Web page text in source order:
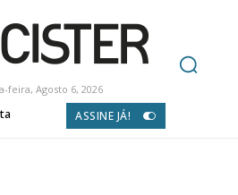
feira, Agosto 6, 2026
ASSINE JÁ!